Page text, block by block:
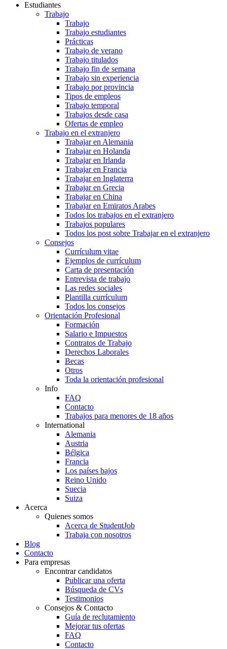
Estudiantes
Trabajo
Trabajo
Trabajo estudiantes
Prácticas
Trabajo de verano
Trabajo titulados
Trabajo fin de semana
Trabajo sin experiencia
Trabajo por provincia
Tipos de empleos
Trabajo temporal
Trabajos desde casa
Ofertas de empleo
Trabajo en el extranjero
Trabajar en Alemania
Trabajar en Holanda
Trabajar en Irlanda
Trabajar en Francia
Trabajar en Inglaterra
Trabajar en Grecia
Trabajar en China
Trabajar en Emiratos Arabes
Todos los trabajos en el extranjero
Trabajos populares
Todos los post sobre Trabajar en el extranjero
Consejos
Currículum vitae
Ejemplos de currículum
Carta de presentación
Entrevista de trabajo
Las redes sociales
Plantilla currículum
Todos los consejos
Orientación Profesional
Formación
Salario e Impuestos
Contratos de Trabajo
Derechos Laborales
Becas
Otros
Toda la orientación profesional
Info
FAQ
Contacto
Trabajos para menores de 18 años
International
Alemania
Austria
Bélgica
Francia
Los países bajos
Reino Unido
Suecia
Suiza
Acerca
Quienes somos
Acerca de StudentJob
Trabaja con nosotros
Blog
Contacto
Para empresas
Encontrar candidatos
Publicar una oferta
Búsqueda de CVs
Testimonios
Consejos & Contacto
Guía de reclutamiento
Mejorar tus ofertas
FAQ
Contacto